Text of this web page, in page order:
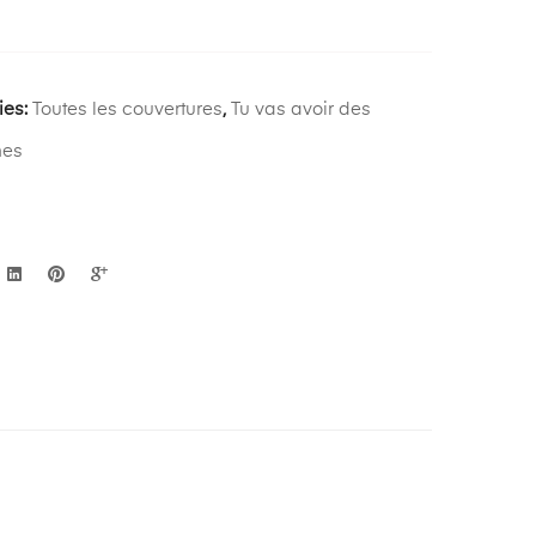
Toutes les couvertures, Tu vas avoir des